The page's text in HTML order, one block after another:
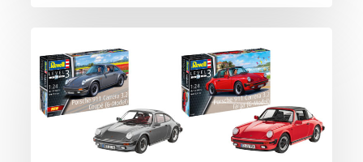
Tool:
Porsche
911